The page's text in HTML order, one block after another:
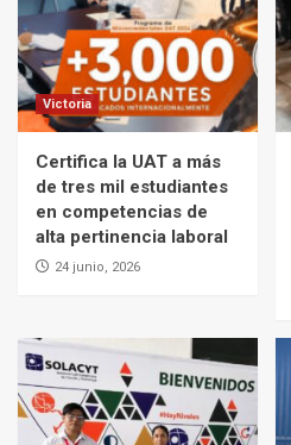
Victoria
Certifica la UAT a más
de tres mil estudiantes
en competencias de
alta pertinencia laboral
24 junio, 2026